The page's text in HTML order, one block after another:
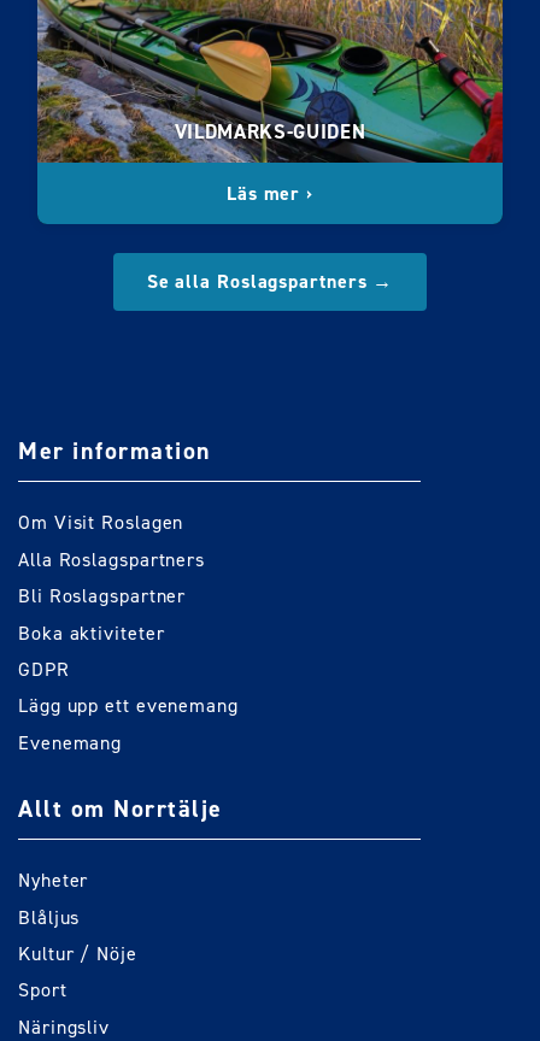
VILDMARKS-GUIDEN
Läs mer ›
Se alla Roslagspartners →
Mer information
Om Visit Roslagen
Alla Roslagspartners
Bli Roslagspartner
Boka aktiviteter
GDPR
Lägg upp ett evenemang
Evenemang
Allt om Norrtälje
Nyheter
Blåljus
Kultur / Nöje
Sport
Näringsliv